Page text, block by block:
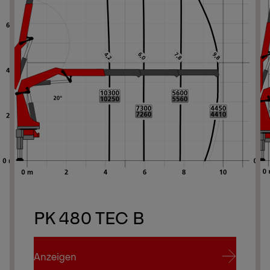
PK 480 TEC B
Anzeigen